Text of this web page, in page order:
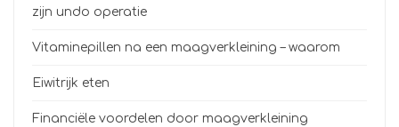
zijn undo operatie
Vitaminepillen na een maagverkleining – waarom
Eiwitrijk eten
Financiële voordelen door maagverkleining